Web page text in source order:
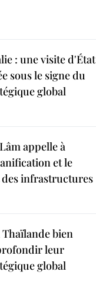
: une visite d'État
sous le signe du
global
appelle à
et le
infrastructures
Thaïlande bien
leur
global